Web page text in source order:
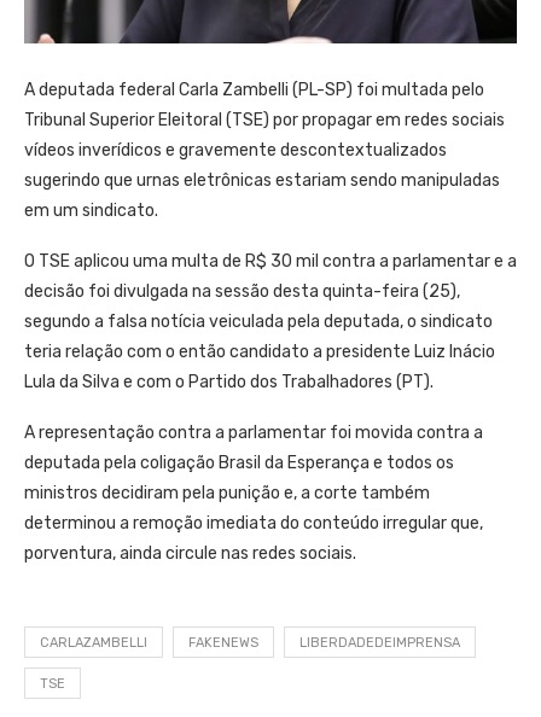
A deputada federal Carla Zambelli (PL-SP) foi multada pelo
Tribunal Superior Eleitoral (TSE) por propagar em redes sociais
vídeos inverídicos e gravemente descontextualizados
sugerindo que urnas eletrônicas estariam sendo manipuladas
em um sindicato.
O TSE aplicou uma multa de R$ 30 mil contra a parlamentar e a
decisão foi divulgada na sessão desta quinta-feira (25),
segundo a falsa notícia veiculada pela deputada, o sindicato
teria relação com o então candidato a presidente Luiz Inácio
Lula da Silva e com o Partido dos Trabalhadores (PT).
A representação contra a parlamentar foi movida contra a
deputada pela coligação Brasil da Esperança e todos os
ministros decidiram pela punição e, a corte também
determinou a remoção imediata do conteúdo irregular que,
porventura, ainda circule nas redes sociais.
CARLAZAMBELLI FAKENEWS LIBERDADEDEIMPRENSA
TSE